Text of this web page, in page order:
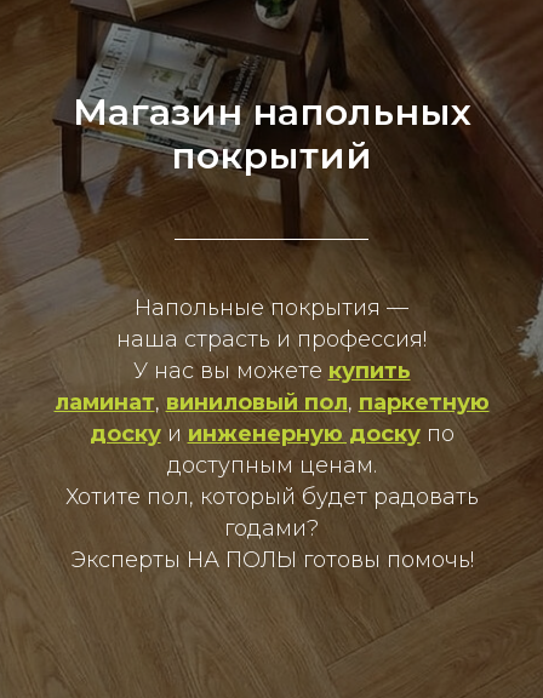
Магазин напольных
покрытий
Напольные покрытия —
наша страсть и профессия!
У нас вы можете купить
ламинат, виниловый пол, паркетную
доскуи инженерную доскупо
доступным ценам.
Хотите пол, который будет радовать
годами?
Эксперты НА ПОЛЫ готовы помочь!